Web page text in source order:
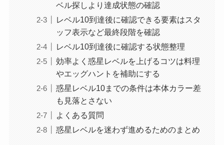
ベル探しより達成状態の確認
レベル10到達後に確認できる要素はスタ
ッフ表示など最終段階を確認
レベル10到達後に確認する状態整理
効率よく惑星レベルを上げるコツは料理
やエッグハントを補助にする
惑星レベル10までの条件は本体カラー差
も見落とさない
よくある質問
惑星レベルを迷わず進めるためのまとめ